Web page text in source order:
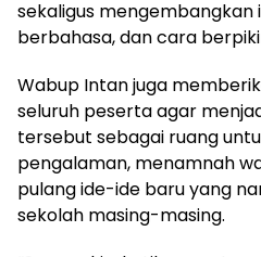
sekaligus mengembangkan
berbahasa, dan cara
Wabup Intan juga
seluruh peserta agar
tersebut sebagai ruang
pengalaman, menamnah
pulang ide-ide baru yang
sekolah masing-masing.